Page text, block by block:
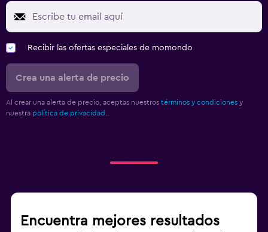
Recibir las ofertas especiales de momondo
Crea una alerta de precio
Al crear una alerta de precio, aceptas nuestros términos y condiciones y
nuestra política de privacidad.
Encuentra mejores resultados